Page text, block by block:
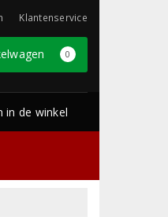
Klantenservice
0
in de winkel